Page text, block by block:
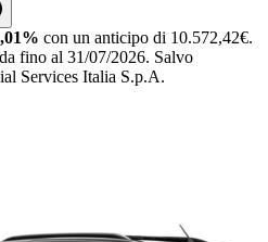
con un anticipo di 10.572,42€.
fino al 31/07/2026. Salvo
Services Italia S.p.A.